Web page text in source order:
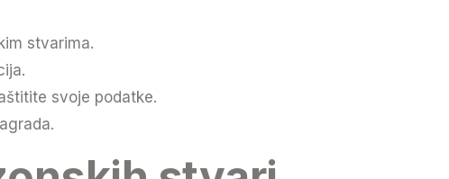
stvarima.
svoje podatke.